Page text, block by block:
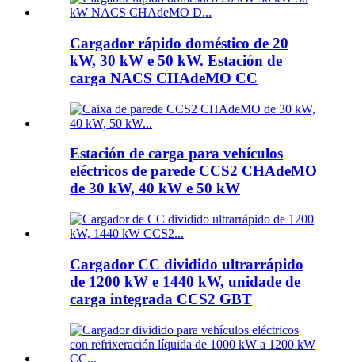
Cargador rápido doméstico de 20
kW, 30 kW e 50 kW. Estación de
carga NACS CHAdeMO CC
Estación de carga para vehículos
eléctricos de parede CCS2 CHAdeMO
de 30 kW, 40 kW e 50 kW
Cargador CC dividido ultrarrápido
de 1200 kW e 1440 kW, unidade de
carga integrada CCS2 GBT